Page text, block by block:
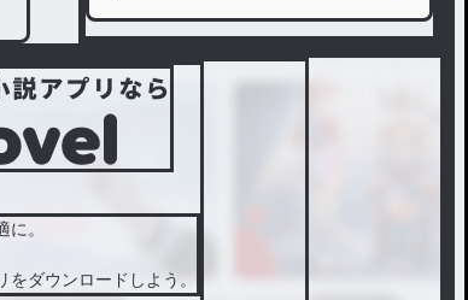
。
をダウンロードしよう。